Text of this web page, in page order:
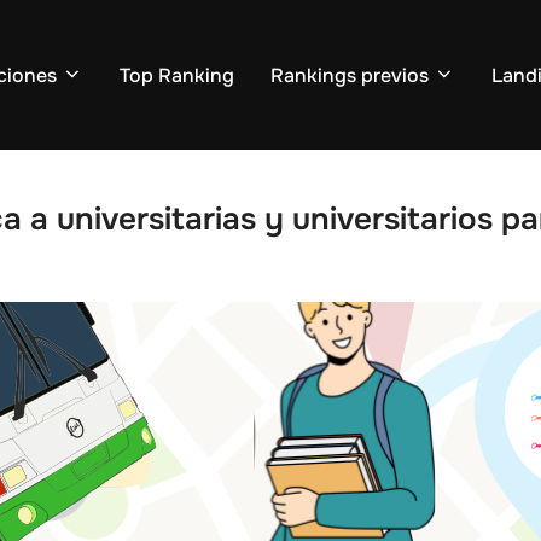
Top Ranking Rankings previos
a universitarias y universitarios